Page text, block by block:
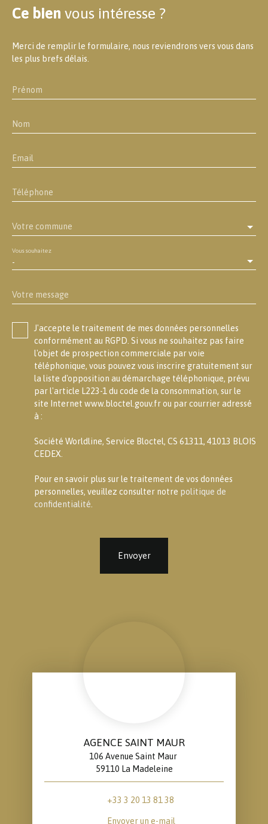
Ce bien vous intéresse ?
Merci de remplir le formulaire, nous reviendrons vers vous dans
les plus brefs délais.
Prénom
Nom
Email
Téléphone
Votre commune
-
Vous souhaitez
Votre message
J'accepte le traitement de mes données personnelles
conformément au RGPD. Si vous ne souhaitez pas faire
l'objet de prospection commerciale par voie
téléphonique, vous pouvez vous inscrire gratuitement sur
la liste d'opposition au démarchage téléphonique, prévu
par l'article L223-1 du code de la consommation, sur le
site Internet www.bloctel.gouv.fr ou par courrier adressé
à :
Société Worldline, Service Bloctel, CS 61311, 41013 BLOIS
CEDEX.
Pour en savoir plus sur le traitement de vos données
personnelles, veuillez consulter notre politique de
confidentialité
Envoyer
AGENCE SAINT MAUR
106 Avenue Saint Maur
59110 La Madeleine
+33 3 20 13 81 38
Envoyer un e-mail